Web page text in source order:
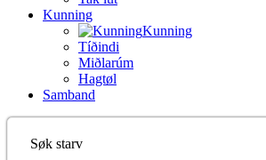
Kunning
Kunning
Tíðindi
Miðlarúm
Hagtøl
Samband
Søk starv